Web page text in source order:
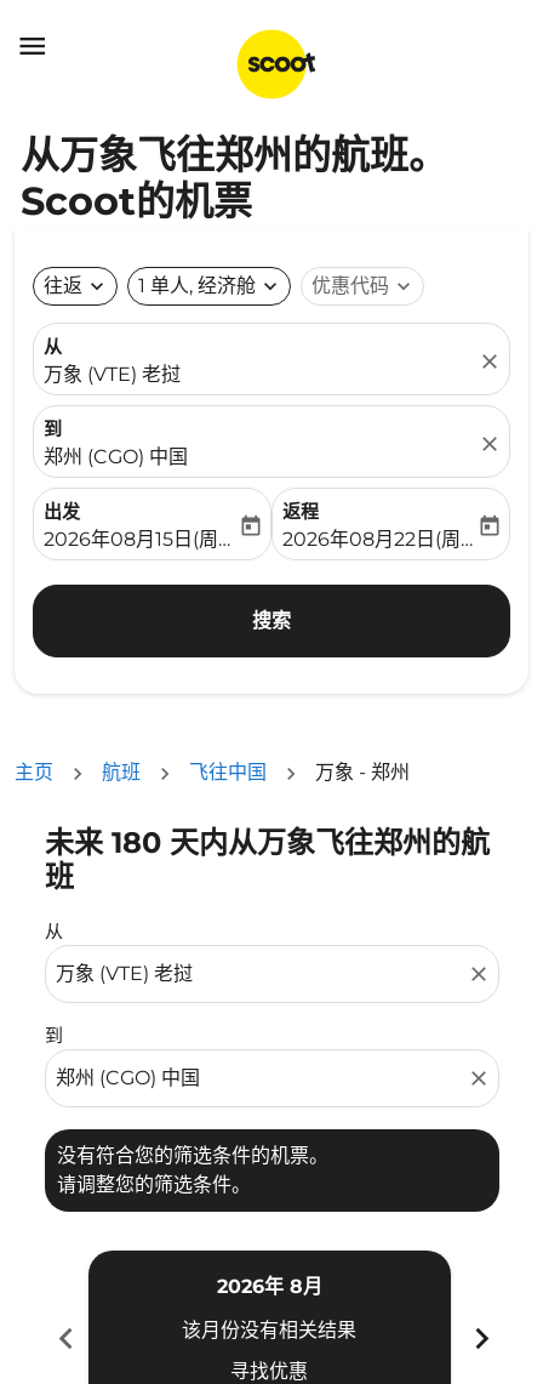

从万象飞往郑州的航班。
Scoot的机票
往返 expand_more 1 单人, 经济舱 expand_more 优惠代码 expand_more
从
万象 (VTE) 老挝
close
到
郑州 (CGO) 中国
close
出发
fc-booking-departure-date-aria-label
2026年08月15日(周六)
today
返程
fc-booking-return-date-
2026年08月22日(周六)
today
搜索
主页 航班 飞往中国 万象 - 郑州
未来 180 天内从万象飞往郑州的航
班
从
close
到
close
没有符合您的筛选条件的机票。
请调整您的筛选条件。
没有符合您的筛选条件的机票。请调整您的筛选条件。
chevron_left
2026年 8月
该月份没有相关结果
寻找优惠
chevron_right